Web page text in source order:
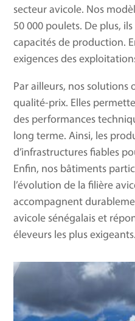
secteur avicole. Nos
50 000 poulets. De plus,
capacités de production.
exigences des
Par ailleurs, nos
qualité-prix. Elles
des performances
long terme. Ainsi, les
d’infrastructures fiables
Enfin, nos bâtiments
l’évolution de la filière
accompagnent
avicole sénégalais et
éleveurs les plus exigeants.